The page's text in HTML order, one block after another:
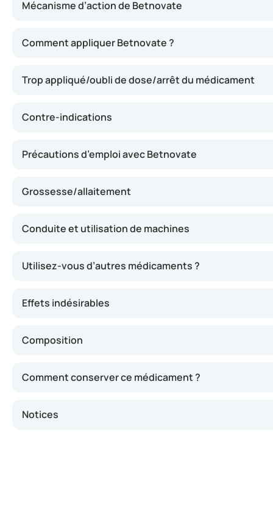
Mécanisme d’action de Betnovate
Comment appliquer Betnovate ?
Trop appliqué/oubli de dose/arrêt du médicament
Contre-indications
Précautions d’emploi avec Betnovate
Grossesse/allaitement
Conduite et utilisation de machines
Utilisez-vous d’autres médicaments ?
Effets indésirables
Composition
Comment conserver ce médicament ?
Notices